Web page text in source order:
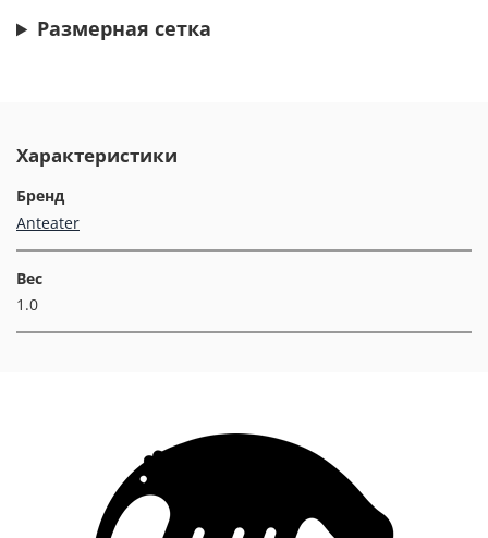
Размерная сетка
Характеристики
Бренд
Anteater
Вес
1.0